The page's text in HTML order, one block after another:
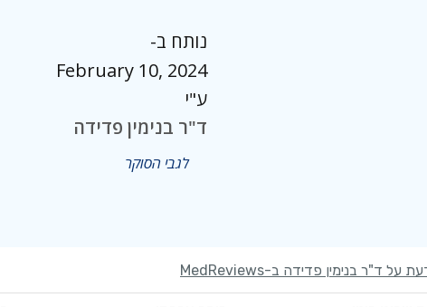
נותח ב-
February 10, 2024
ע"י
ד"ר בנימין פדידה
לגבי הסוקר